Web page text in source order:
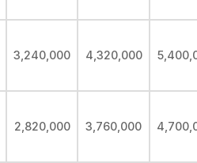
3,240,000 4,320,000
2,820,000 3,760,000